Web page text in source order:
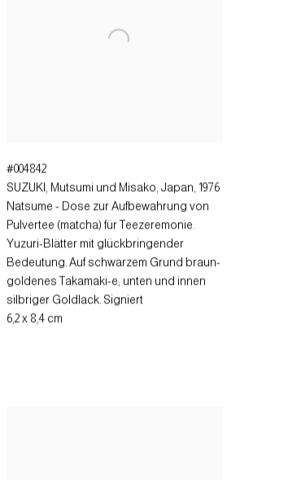
#004842
SUZUKI, Mutsumi und Misako, Japan, 1976
Natsume - Dose zur Aufbewahrung von
Pulvertee (matcha) für Teezeremonie.
Yuzuri-Blätter mit glückbringender
Bedeutung. Auf schwarzem Grund braun-
goldenes Takamaki-e; unten und innen
silbriger Goldlack. Signiert
6,2 x 8,4 cm